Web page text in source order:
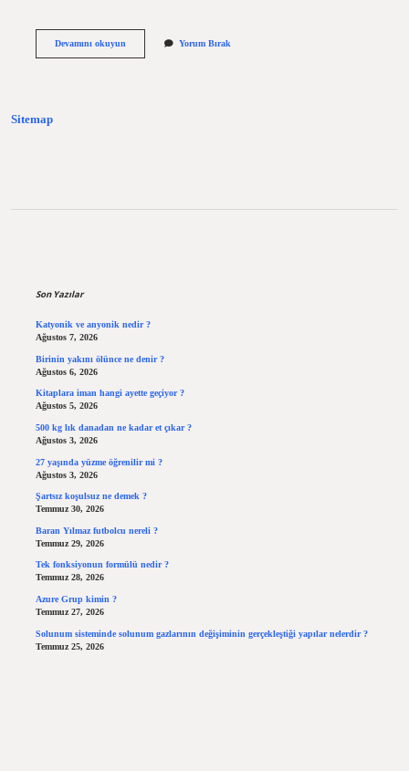
Devamını okuyunMaki
Yorum Bırak
Sitemap
Son Yazılar
Katyonik ve anyonik nedir ?
Ağustos 7, 2026
Birinin yakını ölünce ne denir ?
Ağustos 6, 2026
Kitaplara iman hangi ayette geçiyor ?
Ağustos 5, 2026
500 kg lık danadan ne kadar et çıkar ?
Ağustos 3, 2026
27 yaşında yüzme öğrenilir mi ?
Ağustos 3, 2026
Şartsız koşulsuz ne demek ?
Temmuz 30, 2026
Baran Yılmaz futbolcu nereli ?
Temmuz 29, 2026
Tek fonksiyonun formülü nedir ?
Temmuz 28, 2026
Azure Grup kimin ?
Temmuz 27, 2026
Solunum sisteminde solunum gazlarının değişiminin gerçekleştiği yapılar nelerdir ?
Temmuz 25, 2026